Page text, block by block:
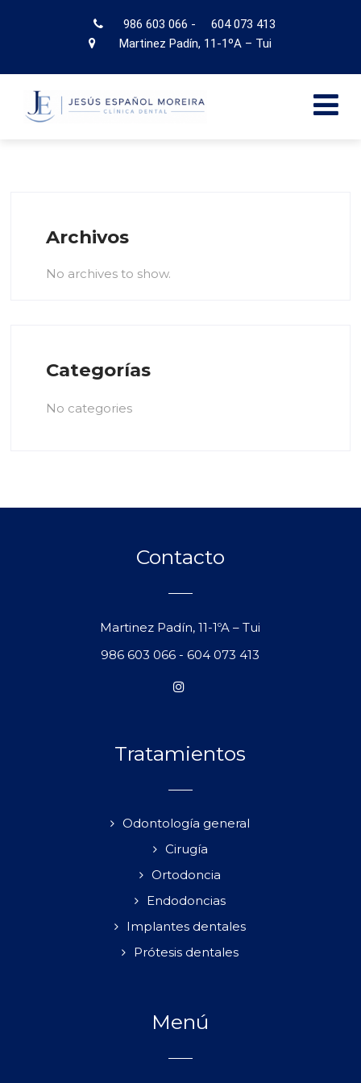
986 603 066 -
604 073 413
Martinez Padín, 11-1ºA – Tui
Archivos
No archives to show.
Categorías
No categories
Contacto
Martinez Padín, 11-1ºA – Tui
986 603 066 -604 073 413
Tratamientos
Odontología general
Cirugía
Ortodoncia
Endodoncias
Implantes dentales
Prótesis dentales
Menú